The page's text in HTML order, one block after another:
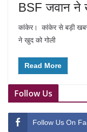
BSF जवान ने
कांकेर। कांकेर से बड़ी
ने खुद को गोली
Read More
Follow Us
Follow Us On